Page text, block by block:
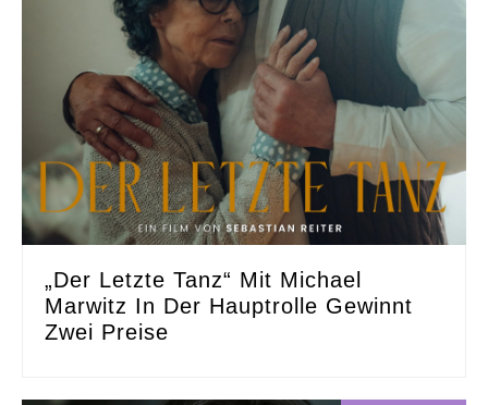
„Der Letzte Tanz“ Mit Michael
Marwitz In Der Hauptrolle Gewinnt
Zwei Preise